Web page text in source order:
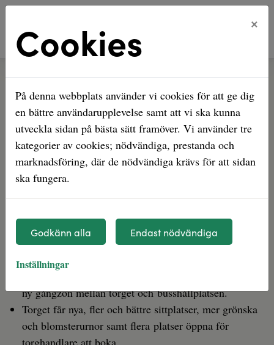
Hem Nyhetsarkiv Nu rustar vi upp Granängstorget
Nu rustar vi upp
Granängstorget
Tillsammans med kommunen genomför vi
flera åtgärder för att göra Granängstorget
till en tryggare och trevligare mötesplats.
Arbetet beräknas vara klart augusti 2026.
Planerade arbeten
ny gångzon mellan torget och busshållplatsen.
Torget får nya, fler och bättre sittplatser, mer grönska
och blomsterurnor samt flera platser öppna för
torghandlare att boka.
Cookies ×
På denna webbplats använder vi cookies för att ge dig
en bättre användarupplevelse samt att vi ska kunna
utveckla sidan på bästa sätt framöver. Vi använder tre
kategorier av cookies; nödvändiga, prestanda och
marknadsföring, där de nödvändiga krävs för att sidan
ska fungera.
Godkänn alla Endast nödvändiga
Inställningar